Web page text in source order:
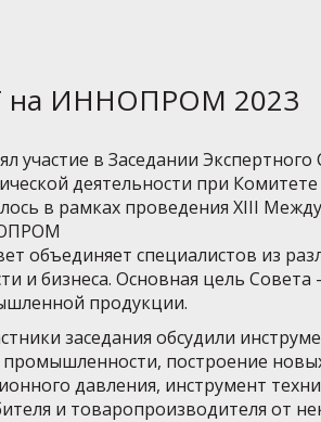
на ИННОПРОМ 2023
участие в Заседании
деятельности при
в рамках проведения XIII
объединяет специалистов из
и бизнеса. Основная цель Совета
продукции.
заседания обсудили
построение
давления, инструмент
и товаропроизводителя от